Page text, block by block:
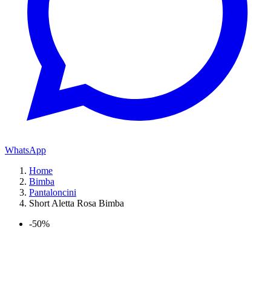
WhatsApp
Home
Bimba
Pantaloncini
Short Aletta Rosa Bimba
-50%